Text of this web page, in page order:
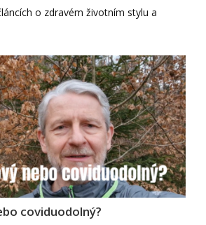
o zdravém životním stylu a
coviduodolný?